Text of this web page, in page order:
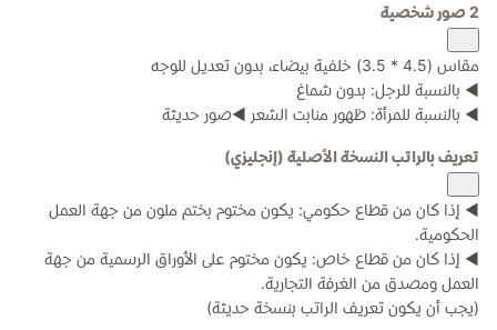
مقاس (4.5 * 3.5) خلفية بيضاء، بدون تعديل للوجه
◀ بالنسبة للرجل: بدون شماغ
◀ بالنسبة للمرأة: ظهور منابت الشعر ◀صور حديثة
تعريف بالراتب النسخة الأصلية (إنجليزي)
◀ إذا كان من قطاع حكومي: يكون مختوم بختم ملون من جهة العمل
الحكومية.
◀ إذا كان من قطاع خاص: يكون مختوم على الأوراق الرسمية من جهة
العمل ومصدق من الغرفة التجارية.
(يجب أن يكون تعريف الراتب بنسخة حديثة)